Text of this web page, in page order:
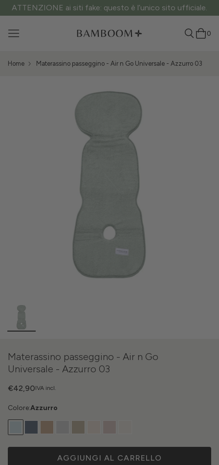
ATTENZIONE ai siti fake: questo è l’unico sito ufficiale.
0
Home Materassino passeggino - Air n Go Universale - Azzurro 03
Materassino passeggino - Air n Go
Universale - Azzurro 03
IVA incl.
€42,90
Colore:Azzurro
AGGIUNGI AL CARRELLO